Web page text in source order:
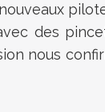
des
nous